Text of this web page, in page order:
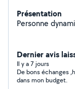
Présentation
Personne
Dernier avis
Il y a 7 jours
De bons échanges
dans mon budget.